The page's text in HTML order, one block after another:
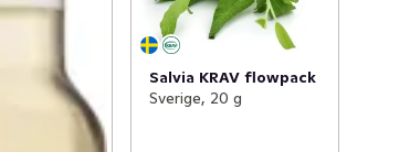
Salvia KRAV flowpack
Sverige, 20 g